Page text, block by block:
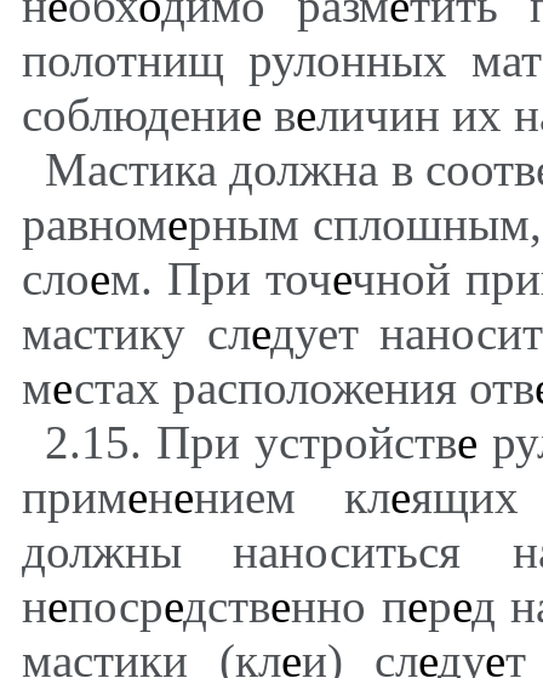
полотнищ рулонных
соблюдение величин их
Мастика должна в
равномерным сплошным,
слоем. При точечной
мастику следует
местах расположения отв
2.15. При устройстве
применением клеящих
должны
непосредственно перед
мастики (клеи) следует